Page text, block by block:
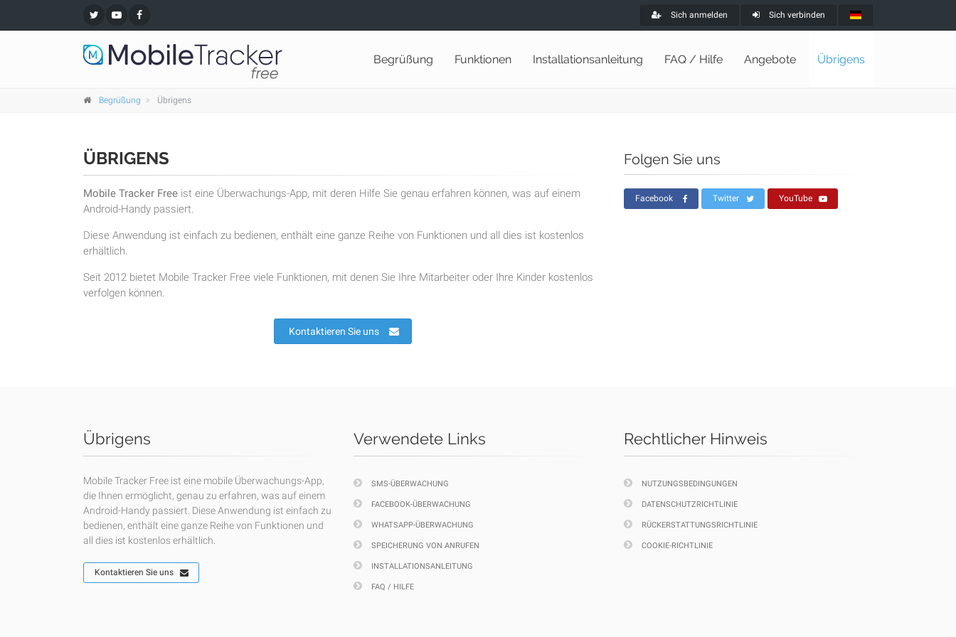
Sich anmelden Sich verbinden
Begrüßung Funktionen Installationsanleitung FAQ / Hilfe Angebote Übrigens
Begrüßung Übrigens
ÜBRIGENS
Mobile Tracker Free ist eine Überwachungs-App, mit deren Hilfe Sie genau erfahren können, was auf einem
Android-Handy passiert.
Diese Anwendung ist einfach zu bedienen, enthält eine ganze Reihe von Funktionen und all dies ist kostenlos
erhältlich.
Seit 2012 bietet Mobile Tracker Free viele Funktionen, mit denen Sie Ihre Mitarbeiter oder Ihre Kinder kostenlos
verfolgen können.
Kontaktieren Sie uns
Folgen Sie uns
Facebook Twitter YouTube
Übrigens
Mobile Tracker Free ist eine mobile Überwachungs-App,
die Ihnen ermöglicht, genau zu erfahren, was auf einem
Android-Handy passiert. Diese Anwendung ist einfach zu
bedienen, enthält eine ganze Reihe von Funktionen und
all dies ist kostenlos erhältlich.
Kontaktieren Sie uns
Verwendete Links
SMS-ÜBERWACHUNG
FACEBOOK-ÜBERWACHUNG
WHATSAPP-ÜBERWACHUNG
SPEICHERUNG VON ANRUFEN
INSTALLATIONSANLEITUNG
FAQ / HILFE
Rechtlicher Hinweis
NUTZUNGSBEDINGUNGEN
DATENSCHUTZRICHTLINIE
RÜCKERSTATTUNGSRICHTLINIE
COOKIE-RICHTLINIE